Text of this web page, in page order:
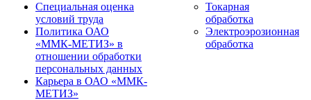
Специальная оценка
условий труда
Политика ОАО
«ММК-МЕТИЗ» в
отношении обработки
персональных данных
Карьера в ОАО «ММК-
МЕТИЗ»
Токарная
обработка
Электроэрозионная
обработка